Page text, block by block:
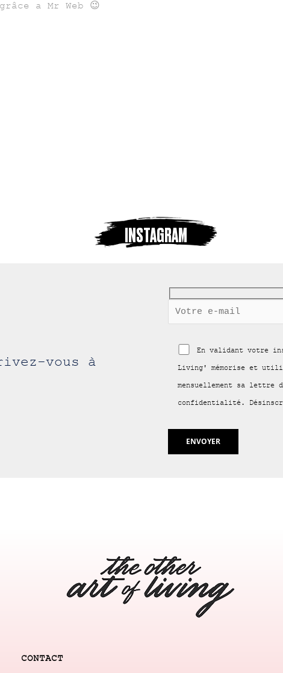
a Mr Web 😉
INSTAGRAM
vous à
En validant votre
Living' mémorise et
mensuellement sa lettre
confidentialité.
CONTACT